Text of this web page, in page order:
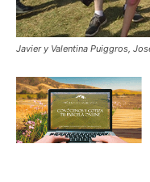
Javier y Valentina Puiggros,